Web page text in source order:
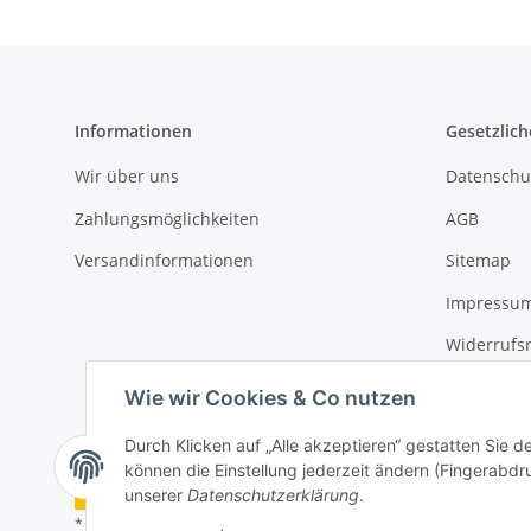
Wie wir Cookies & Co nutzen
Durch Klicken auf „Alle akzeptieren“ gestatten Sie
können die Einstellung jederzeit ändern
unserer Datenschutzerklärung.
Informationen
Wir über uns
Zahlungsmöglichkeiten
Versandinformationen
AGB
Sitemap
Vertrag widerrufen
* Alle Preise inkl. gesetzlicher USt., zzgl.